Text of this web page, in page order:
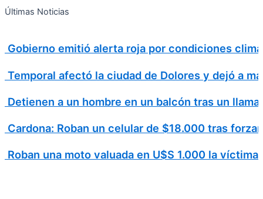
Ir
Últimas Noticias
Gobierno emitió alerta roja por condiciones
Temporal afectó la ciudad de Dolores y dejó a
Detienen a un hombre en un balcón tras un
Cardona: Roban un celular de $18.000 tras
Roban una moto valuada en U$S 1.000 la
Search